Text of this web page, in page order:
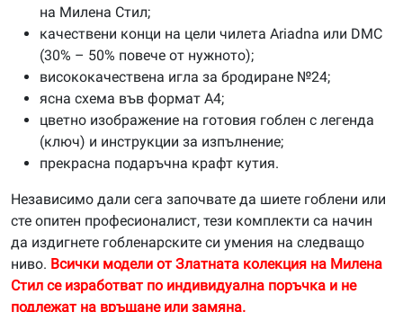
на Милена Стил;
качествени конци на цели чилета Ariadna или DMC
(30% – 50% повече от нужното);
висококачествена игла за бродиране №24;
ясна схема във формат А4;
цветно изображение на готовия гоблен с легенда
(ключ) и инструкции за изпълнение;
прекрасна подаръчна крафт кутия.
Независимо дали сега започвате да шиете гоблени или
сте опитен професионалист, тези комплекти са начин
да издигнете гобленарските си умения на следващо
ниво. Всички модели от Златната колекция на Милена
Стил се изработват по индивидуална поръчка и не
подлежат на връщане или замяна.